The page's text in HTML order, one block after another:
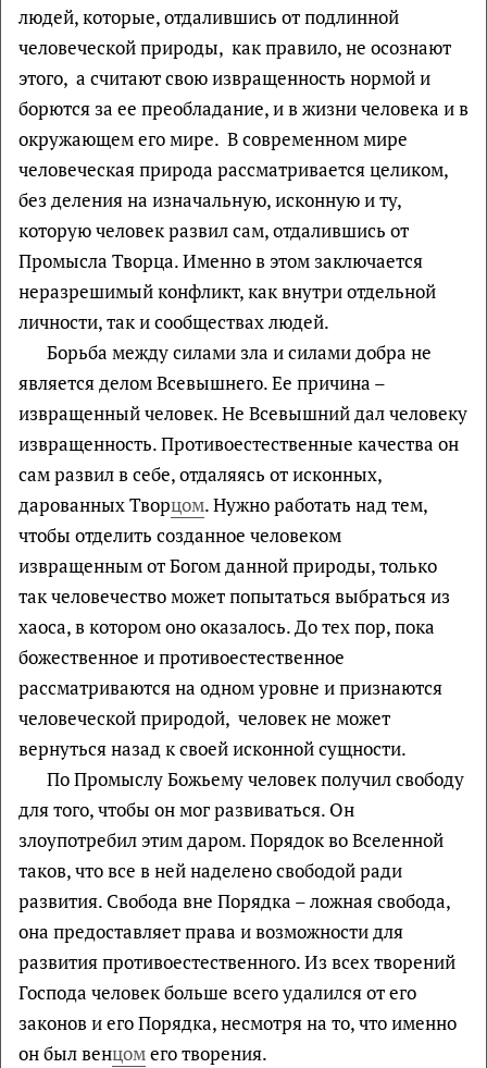
людей, которые, отдалившись от подлинной
человеческой природы, как правило, не осознают
этого, а считают свою извращенность нормой и
борются за ее преобладание, и в жизни человека и в
окружающем его мире. В современном мире
человеческая природа рассматривается целиком,
без деления на изначальную, исконную и ту,
которую человек развил сам, отдалившись от
Промысла Творца. Именно в этом заключается
неразрешимый конфликт, как внутри отдельной
личности, так и сообществах людей.
Борьба между силами зла и силами добра не
является делом Всевышнего. Ее причина –
извращенный человек. Не Всевышний дал человеку
извращенность. Противоестественные качества он
сам развил в себе, отдаляясь от исконных,
дарованных Творцом. Нужно работать над тем,
чтобы отделить созданное человеком
извращенным от Богом данной природы, только
так человечество может попытаться выбраться из
хаоса, в котором оно оказалось. До тех пор, пока
божественное и противоестественное
рассматриваются на одном уровне и признаются
человеческой природой, человек не может
вернуться назад к своей исконной сущности.
По Промыслу Божьему человек получил свободу
для того, чтобы он мог развиваться. Он
злоупотребил этим даром. Порядок во Вселенной
таков, что все в ней наделено свободой ради
развития. Свобода вне Порядка – ложная свобода,
она предоставляет права и возможности для
развития противоестественного. Из всех творений
Господа человек больше всего удалился от его
законов и его Порядка, несмотря на то, что именно
он был венцомего творения.